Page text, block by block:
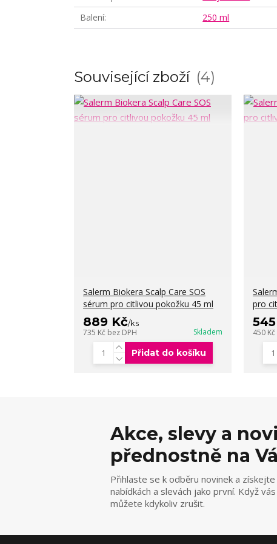
Balení
250 ml
Související zboží 4
Salerm Biokera Scalp Care SOS
sérum pro citlivou pokožku 45 ml
889 Kč/ks
735 Kč bez DPH Skladem
Přidat do košíku
pro
450 Kč
Akce, slevy a
přednostně na
Přihlaste se k odběru novinek a získejte
nabídkách a slevách jako první. Když
můžete kdykoliv zrušit.